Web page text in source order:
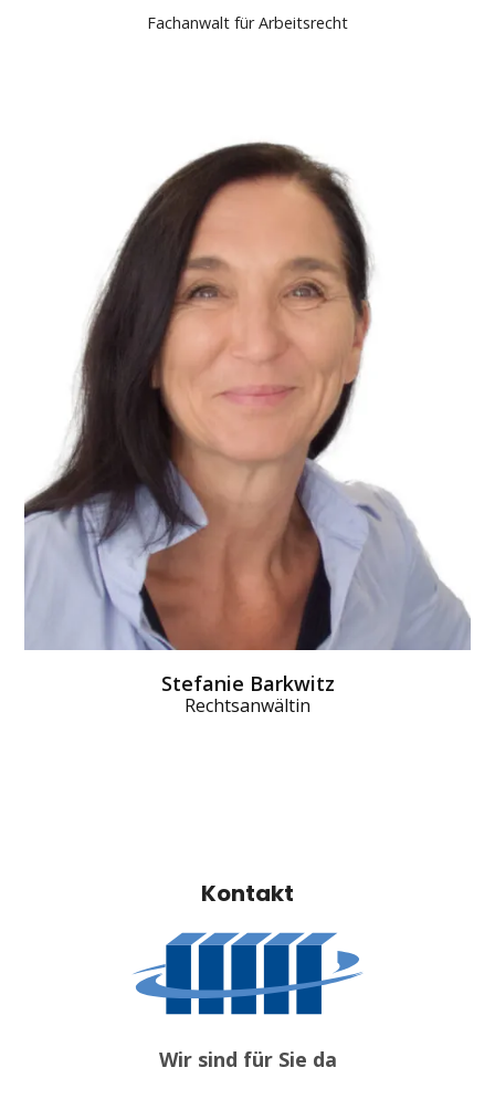
Fachanwalt für Arbeitsrecht
Stefanie Barkwitz
Rechtsanwältin
Kontakt
Wir sind für Sie da